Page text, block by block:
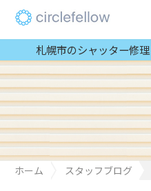
札幌市のシャッター修
ホーム
スタッフブログ